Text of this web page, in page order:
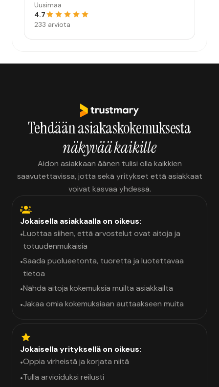
Uusimaa
4.7
233 arviota
Tehdään asiakaskokemuksesta
näkyvää kaikille
Aidon asiakkaan äänen tulisi olla kaikkien
saavutettavissa, jotta sekä yritykset että asiakkaat
voivat kasvaa yhdessä.
Jokaisella asiakkaalla on oikeus:
•Luottaa siihen, että arvostelut ovat aitoja ja
totuudenmukaisia
•Saada puolueetonta, tuoretta ja luotettavaa
tietoa
•Nähdä aitoja kokemuksia muilta asiakkailta
•Jakaa omia kokemuksiaan auttaakseen muita
Jokaisella yrityksellä on oikeus:
•Oppia virheistä ja korjata niitä
•Tulla arvioiduksi reilusti